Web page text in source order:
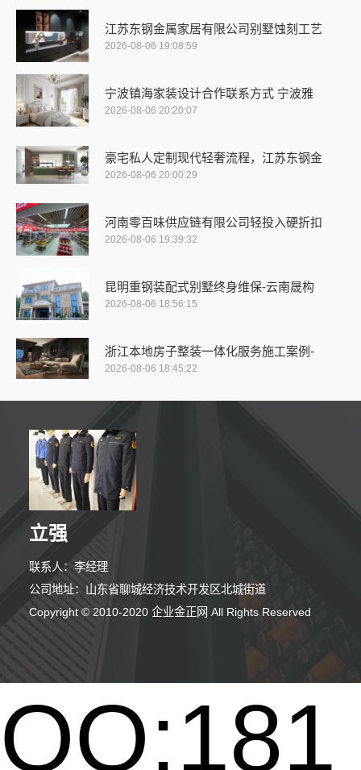
江苏东钢金属家居有限公司别墅蚀刻工艺
2026-08-06 19:08:59
宁波镇海家装设计合作联系方式 宁波雅
2026-08-06 20:20:07
豪宅私人定制现代轻奢流程，江苏东钢金
2026-08-06 20:00:29
河南零百味供应链有限公司轻投入硬折扣
2026-08-06 19:39:32
昆明重钢装配式别墅终身维保-云南晟构
2026-08-06 18:56:15
浙江本地房子整装一体化服务施工案例-
2026-08-06 18:45:22
立强
联系人：李经理
公司地址：山东省聊城经济技术开发区北城街道
Copyright © 2010-2020 企业金正网 All Rights Reserved
QQ:181